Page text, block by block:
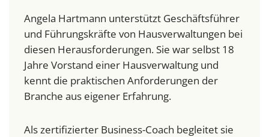
Angela Hartmann unterstützt Geschäftsführer
und Führungskräfte von Hausverwaltungen bei
diesen Herausforderungen. Sie war selbst 18
Jahre Vorstand einer Hausverwaltung und
kennt die praktischen Anforderungen der
Branche aus eigener Erfahrung.
Als zertifizierter Business-Coach begleitet sie